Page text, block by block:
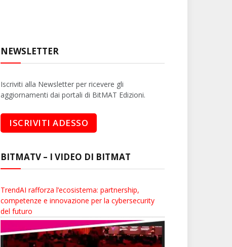
NEWSLETTER
Iscriviti alla Newsletter per ricevere gli
aggiornamenti dai portali di BitMAT Edizioni.
BITMATV – I VIDEO DI BITMAT
TrendAI rafforza l’ecosistema: partnership,
competenze e innovazione per la cybersecurity
del futuro